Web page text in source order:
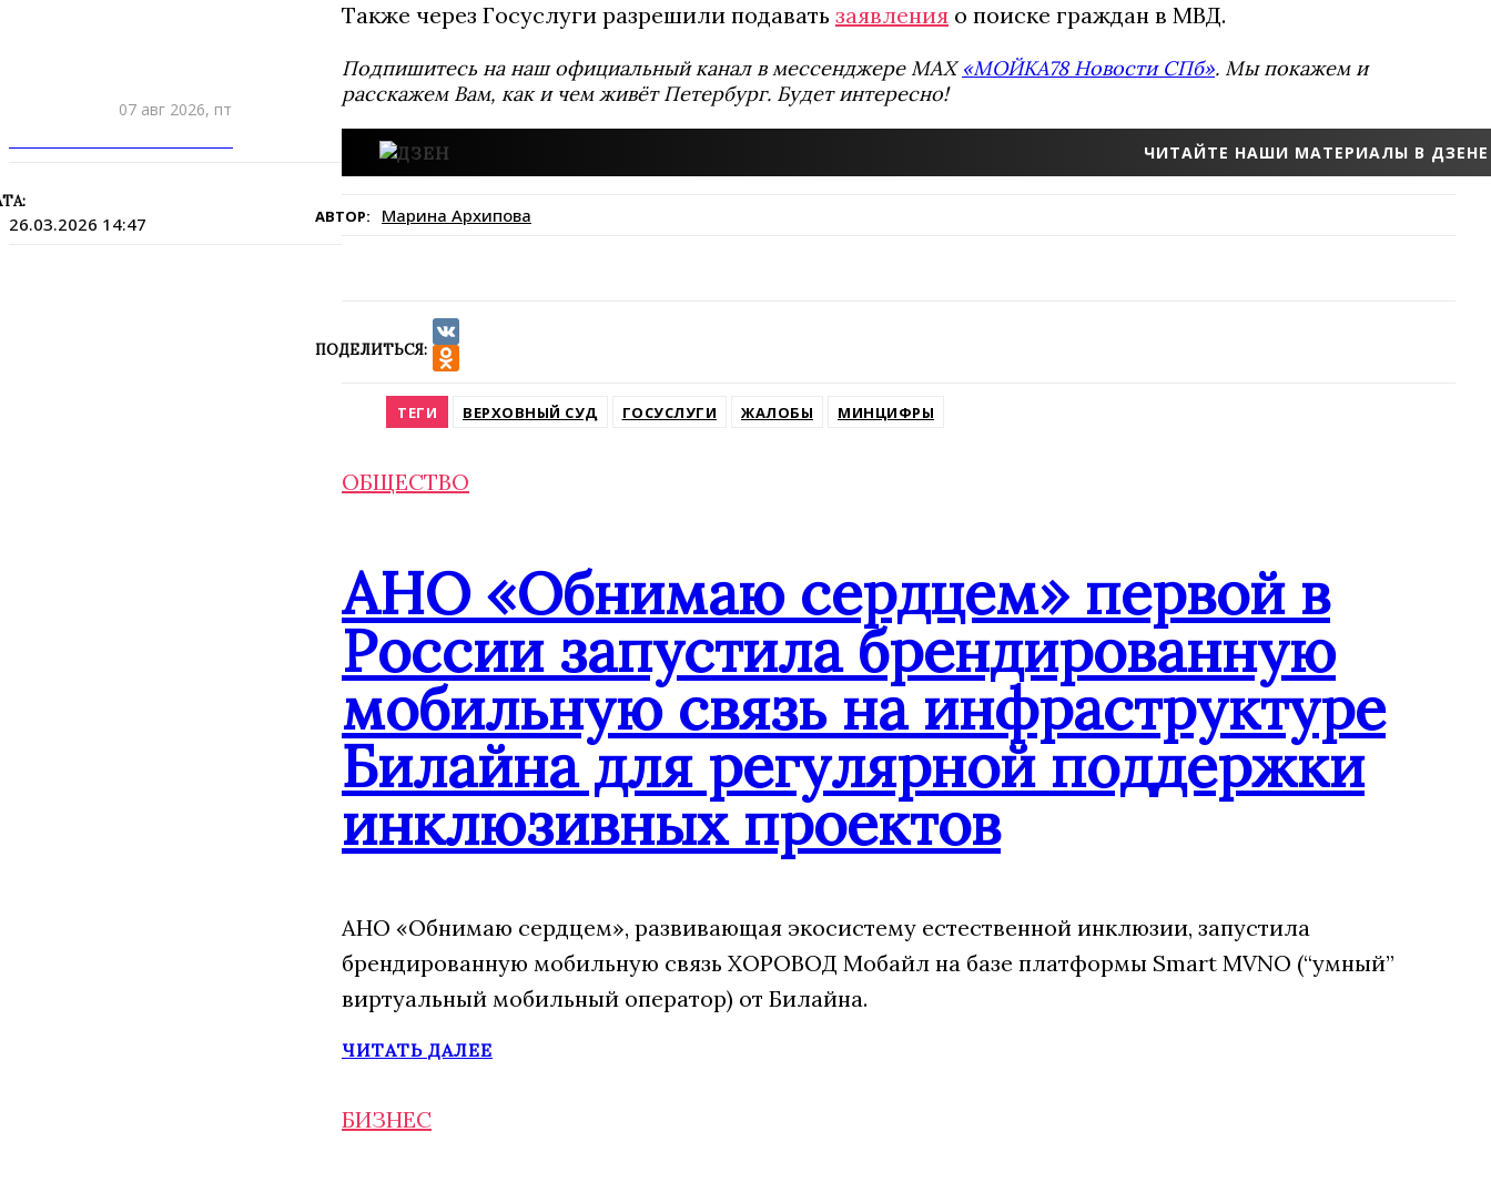
07 авг 2026, пт
26.03.2026 14:47
Также через Госуслуги разрешили подавать заявления о поиске граждан в МВД.
Подпишитесь на наш официальный канал в мессенджере MAX«МОЙКА78 Новости СПб». Мы покажем и
расскажем Вам, как и чем живёт Петербург. Будет интересно!
ЧИТАЙТЕ НАШИ МАТЕРИАЛЫ В ДЗЕНЕ
АВТОР: Марина Архипова
ПОДЕЛИТЬСЯ:
VK
ТЕГИ ВЕРХОВНЫЙ СУД ГОСУСЛУГИ ЖАЛОБЫ МИНЦИФРЫ
ОБЩЕСТВО
АНО «Обнимаю сердцем» первой в
России запустила брендированную
мобильную связь на инфраструктуре
Билайна для регулярной поддержки
инклюзивных проектов
АНО «Обнимаю сердцем», развивающая экосистему естественной инклюзии, запустила
брендированную мобильную связь ХОРОВОД Мобайл на базе платформы Smart MVNO (“умный”
виртуальный мобильный оператор) от Билайна.
ЧИТАТЬ ДАЛЕЕ
БИЗНЕС